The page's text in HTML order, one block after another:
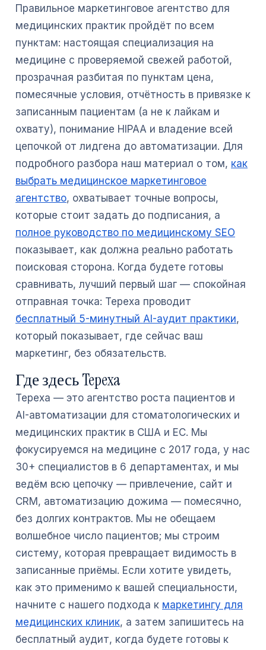
Правильное маркетинговое агентство для
медицинских практик пройдёт по всем
пунктам: настоящая специализация на
медицине с проверяемой свежей работой,
прозрачная разбитая по пунктам цена,
помесячные условия, отчётность в привязке к
записанным пациентам (а не к лайкам и
охвату), понимание HIPAA и владение всей
цепочкой от лидгена до автоматизации. Для
подробного разбора наш материал о том, как
выбрать медицинское маркетинговое
агентство, охватывает точные вопросы,
которые стоит задать до подписания, а
полное руководство по медицинскому SEO
показывает, как должна реально работать
поисковая сторона. Когда будете готовы
сравнивать, лучший первый шаг — спокойная
отправная точка: Tepexa проводит
бесплатный 5-минутный AI-аудит практики,
который показывает, где сейчас ваш
маркетинг, без обязательств.
Где здесь Tepexa
Tepexa — это агентство роста пациентов и
AI-автоматизации для стоматологических и
медицинских практик в США и ЕС. Мы
фокусируемся на медицине с 2017 года, у нас
30+ специалистов в 6 департаментах, и мы
ведём всю цепочку — привлечение, сайт и
CRM, автоматизацию дожима — помесячно,
без долгих контрактов. Мы не обещаем
волшебное число пациентов; мы строим
систему, которая превращает видимость в
записанные приёмы. Если хотите увидеть,
как это применимо к вашей специальности,
начните с нашего подхода к маркетингу для
медицинских клиник, а затем запишитесь на
бесплатный аудит, когда будете готовы к